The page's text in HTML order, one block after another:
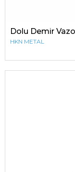
Dolu Demir
HKN METAL